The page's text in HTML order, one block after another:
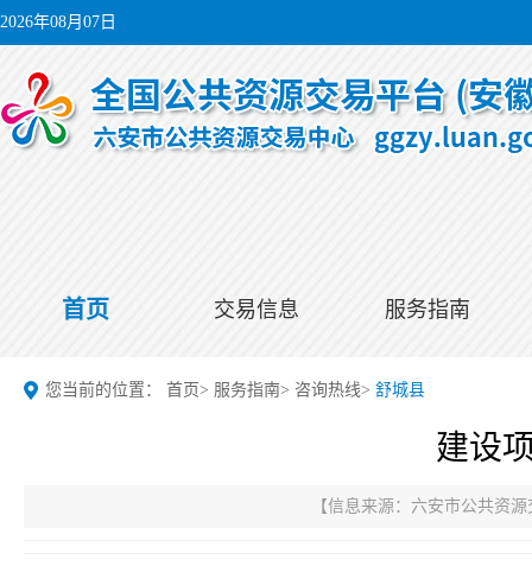
2026年08月07日
首页 交易信息 服务指南
您当前的位置： 首页> 服务指南> 咨询热线> 舒城县
建设
【信息来源： 六安市公共资源